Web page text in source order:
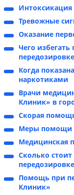
Интоксикация
Тревожные
Оказание
Чего
Когда
наркотиками
Врачи
Клиник» в
Скорая
Меры помощи
Медицинская
Сколько
передозировке
Помощь при
Клиник»